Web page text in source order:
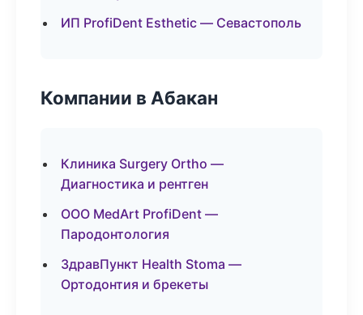
ИП ProfiDent Esthetic — Севастополь
Компании в Абакан
Клиника Surgery Ortho —
Диагностика и рентген
ООО MedArt ProfiDent —
Пародонтология
ЗдравПункт Health Stoma —
Ортодонтия и брекеты